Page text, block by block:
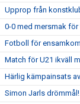
Upprop från
0-0 med mersmak för
Fotboll för
Match för U21 ikväll
Härlig kämpainsats
Simon Jarls drömmål!